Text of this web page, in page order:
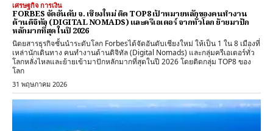
เศรษฐกิจ การเงิน
FORBES จัดอันดับ จ. เชียงใหม่ ติด TOP8 เป้าหมายหลักของคนทำงาน
ด้านดิจิทัล (DIGITAL NOMADS) และครีเอเตอร์ จากทั่วโลก ย้ายมาปัก
หลักมากที่สุด ในปี 2026
นิตยสารธุรกิจชั้นนำระดับโลก Forbesได้จัดอันดับเชียงใหม่ ให้เป็น 1 ใน 8 เมืองที่
เหล่านักเดินทาง คนทำงานด้านดิจิทัล (Digital Nomads) และกลุ่มครีเอเตอร์ทั่ว
โลกหลั่งไหลและย้ายเข้ามาปักหลักมากที่สุดในปี 2026 โดยติดกลุ่ม TOP8 ของ
โลก
31 พฤษภาคม 2026